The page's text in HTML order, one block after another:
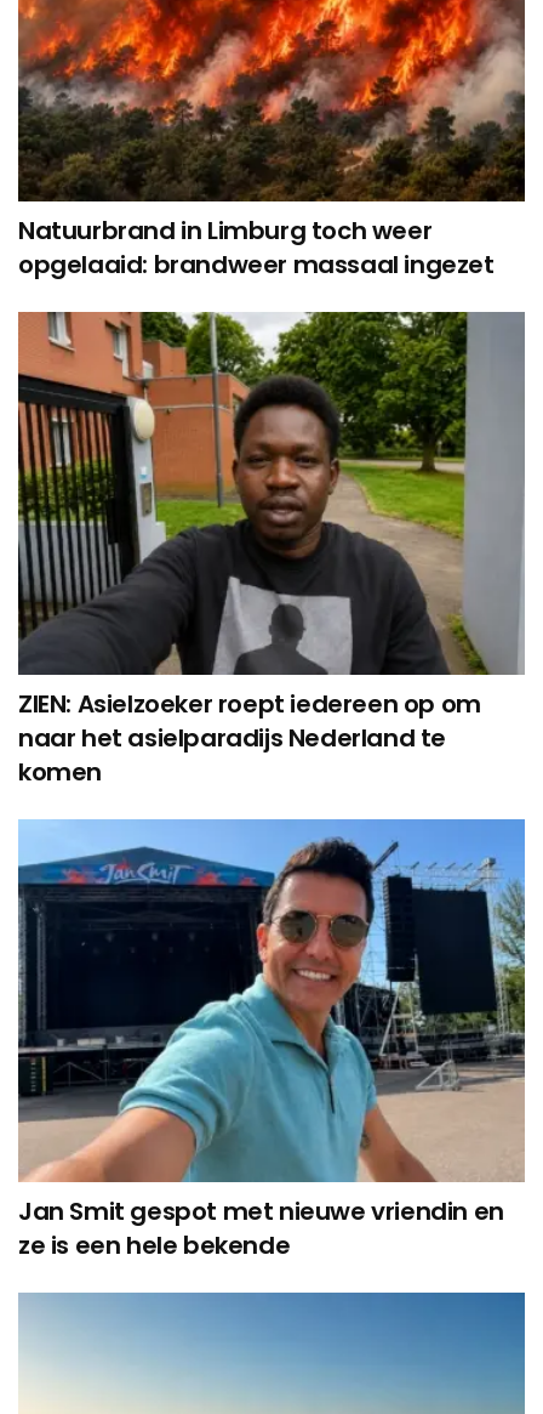
Natuurbrand in Limburg toch weer
opgelaaid: brandweer massaal ingezet
ZIEN: Asielzoeker roept iedereen op om
naar het asielparadijs Nederland te
komen
Jan Smit gespot met nieuwe vriendin en
ze is een hele bekende